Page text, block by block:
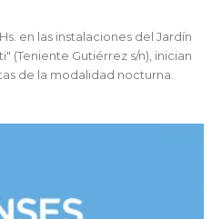
en las instalaciones del Jardín
(Teniente Gutiérrez s/n), inician
de la modalidad nocturna.